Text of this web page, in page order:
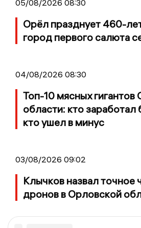
05/08/2026 08:30
Орёл празднует 460-
город первого салюта
04/08/2026 08:30
Топ-10 мясных
области: кто заработал
кто ушел в минус
03/08/2026 09:02
Клычков назвал точное
дронов в Орловской